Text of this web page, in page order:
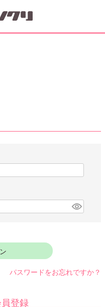
パスワードをお忘れですか？
登録